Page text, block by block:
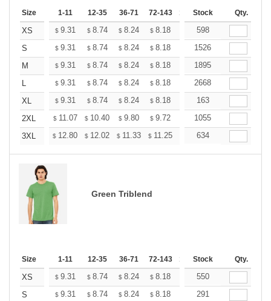
Size 1-11 12-35 36-71 72-143 144-287 288 + More
Stock Qty.
XS $ 9.31 $ 8.74 $ 8.24 $ 8.18 7.80
598
S
$ 9.31 $ 8.74 $ 8.24 $ 8.18 7.80
1526
M
$ 9.31 $ 8.74 $ 8.24 $ 8.18 7.80
1895
L
$ 9.31 $ 8.74 $ 8.24 $ 8.18 7.80
2668
XL
$ 9.31 $ 8.74 $ 8.24 $ 8.18 7.80163
2XL
$ 11.07 $ 10.40 $ 9.80 $ 9.72 9.28
1055
3XL
$ 12.80 $ 12.02 $ 11.33 $ 11.25 10.73
634
Green Triblend
Size 1-11 12-35 36-71 72-143 144-287 288 + More
Stock Qty.
XS $ 9.31 $ 8.74 $ 8.24 $ 8.18 7.80
550
S
$ 9.31 $ 8.74 $ 8.24 $ 8.18 7.80
291